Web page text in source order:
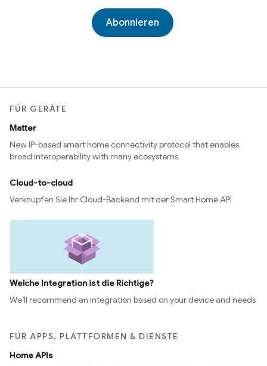
Abonnieren
FÜR GERÄTE
Matter
New IP-based smart home connectivity protocol that enables
broad interoperability with many ecosystems
Cloud-to-cloud
Verknüpfen Sie Ihr Cloud-Backend mit der Smart Home API
Welche Integration ist die Richtige?
We’ll recommend an integration based on your device and needs
FÜR APPS, PLATTFORMEN & DIENSTE
Home APIs